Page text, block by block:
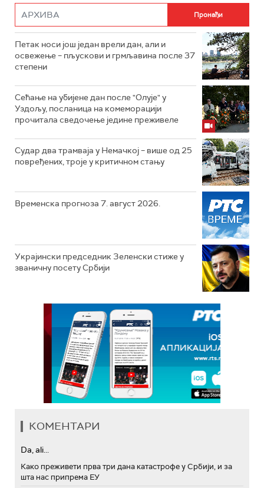
Петак носи још један врели дан, али и
освежење – пљускови и грмљавина после 37
степени
Сећање на убијене дан после "Олује" у
Уздољу, посланица на комеморацији
прочитала сведочење једине преживеле
Судар два трамваја у Немачкој – више од 25
повређених, троје у критичном стању
Временска прогноза 7. август 2026.
Украјински председник Зеленски стиже у
званичну посету Србији
КОМЕНТАРИ
Da, ali...
Како преживети прва три дана катастрофе у Србији, и за
шта нас припрема ЕУ